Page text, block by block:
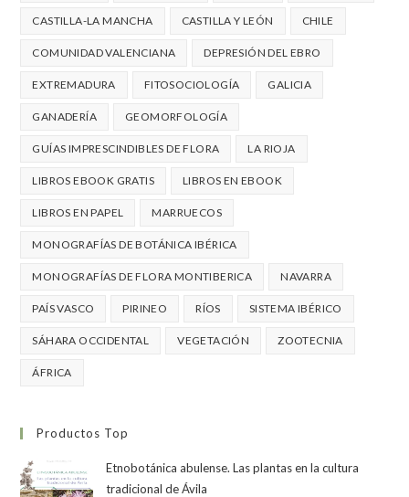
CASTILLA-LA MANCHA CASTILLA Y LEÓN CHILE
COMUNIDAD VALENCIANA DEPRESIÓN DEL EBRO
EXTREMADURA FITOSOCIOLOGÍA GALICIA
GANADERÍA GEOMORFOLOGÍA
GUÍAS IMPRESCINDIBLES DE FLORA LA RIOJA
LIBROS EBOOK GRATIS LIBROS EN EBOOK
LIBROS EN PAPEL MARRUECOS
MONOGRAFÍAS DE BOTÁNICA IBÉRICA
MONOGRAFÍAS DE FLORA MONTIBERICA NAVARRA
PAÍS VASCO PIRINEO RÍOS SISTEMA IBÉRICO
SÁHARA OCCIDENTAL VEGETACIÓN ZOOTECNIA
ÁFRICA
Productos Top
Etnobotánica abulense. Las plantas en la cultura
tradicional de Ávila